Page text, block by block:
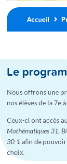
Accueil
Le
Nous offrons une
nos élèves de la 7e
Ceux-ci ont accès
Mathématiques 31,
30-1 afin de
choix.